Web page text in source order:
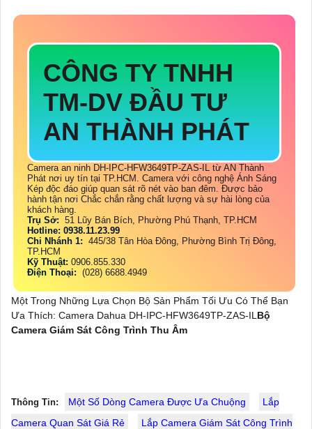
CÔNG TY TNHH
TM-DV ĐẦU TƯ
AN THÀNH PHÁT
Camera an ninh DH-IPC-HFW3649TP-ZAS-IL từ AN Thành
Phát nơi uy tín tại TP.HCM. Camera với công nghệ Ánh Sáng
Kép độc đáo giúp quan sát rõ nét vào ban đêm. Được bảo
hành tận nơi Chắc chắn rằng chất lượng và sự hài lòng của
khách hàng.
Trụ Sở: 51 Lũy Bán Bích, Phường Phú Thạnh, TP.HCM
Hotline: 0938.11.23.99
Chi Nhánh 1: 445/38 Tân Hòa Đông, Phường Bình Trị Đông,
TP.HCM
Kỹ Thuật: 0906.855.330
Điện Thoại: (028) 6688.4949
Một Trong Những Lựa Chọn Bộ Sản Phẩm Tối Ưu Có Thể Bạn
Ưa Thích: Camera Dahua DH-IPC-HFW3649TP-ZAS-IL Bộ
Camera Giám Sát Công Trình Thu Âm
Thông Tin: Một Số Dòng Camera Được Ưa Chuộng
Lắp
Camera Quan Sát Giá Rẻ
Lắp Camera Giám Sát Công Trình